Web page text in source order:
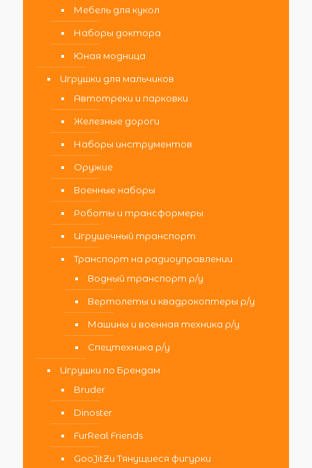
Мебель для кукол
Наборы доктора
Юная модница
Игрушки для мальчиков
Автотреки и парковки
Железные дороги
Наборы инструментов
Оружие
Военные наборы
Роботы и трансформеры
Игрушечный транспорт
Транспорт на радиоуправлении
Водный транспорт р/у
Вертолеты и квадрокоптеры р/у
Машины и военная техника р/у
Спецтехника р/у
Игрушки по Брендам
Bruder
Dinoster
FurReal Friends
GooJitZu Тянущиеся фигурки